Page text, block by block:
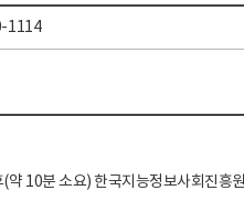
1114
10분 소요) 한국지능정보사회진흥